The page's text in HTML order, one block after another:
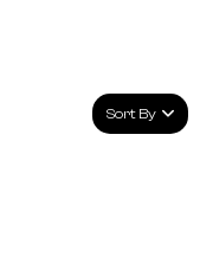
Sort By